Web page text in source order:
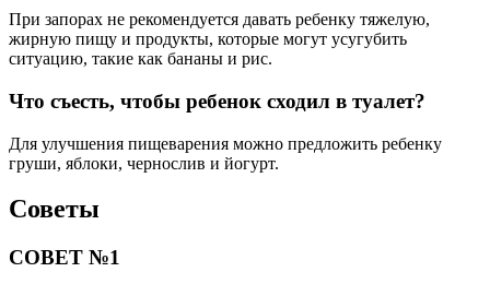
При запорах не рекомендуется давать ребенку тяжелую,
жирную пищу и продукты, которые могут усугубить
ситуацию, такие как бананы и рис.
Что съесть, чтобы ребенок сходил в туалет?
Для улучшения пищеварения можно предложить ребенку
груши, яблоки, чернослив и йогурт.
Советы
СОВЕТ №1